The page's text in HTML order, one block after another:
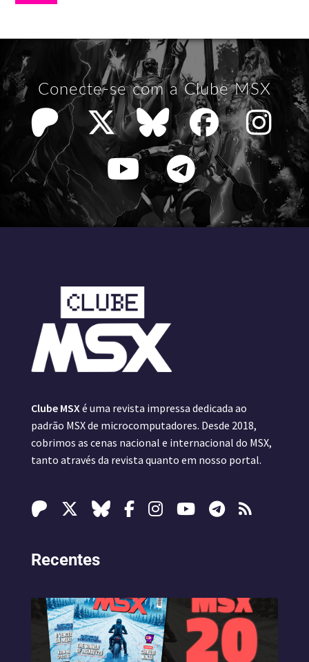
Conecte-se com a Clube MSX
Clube MSX é uma revista impressa dedicada ao
padrão MSX de microcomputadores. Desde 2018,
cobrimos as cenas nacional e internacional do MSX,
tanto através da revista quanto em nosso portal.
Recentes